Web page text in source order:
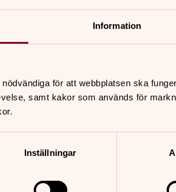
Information
för att webbplatsen ska
samt kakor som används för
Inställningar